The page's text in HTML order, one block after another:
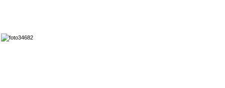
Kamvaren × Smalle stekelvaren